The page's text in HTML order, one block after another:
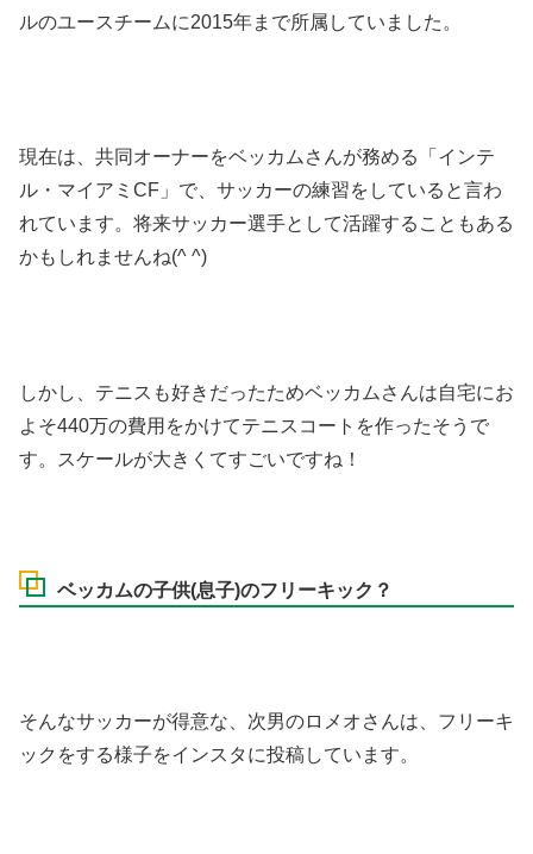
ルのユースチームに2015年まで所属していました。
現在は、共同オーナーをベッカムさんが務める「インテ
ル・マイアミCF」で、サッカーの練習をしていると言わ
れています。将来サッカー選手として活躍することもある
かもしれませんね(^ ^)
しかし、テニスも好きだったためベッカムさんは自宅にお
よそ440万の費用をかけてテニスコートを作ったそうで
す。スケールが大きくてすごいですね！
ベッカムの子供(息子)のフリーキック？
そんなサッカーが得意な、次男のロメオさんは、フリーキ
ックをする様子をインスタに投稿しています。